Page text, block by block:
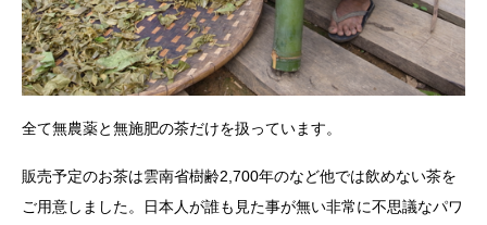
全て無農薬と無施肥の茶だけを扱っています。
販売予定のお茶は雲南省樹齢2,700年のなど他では飲めない茶を
ご用意しました。日本人が誰も見た事が無い非常に不思議なパワ